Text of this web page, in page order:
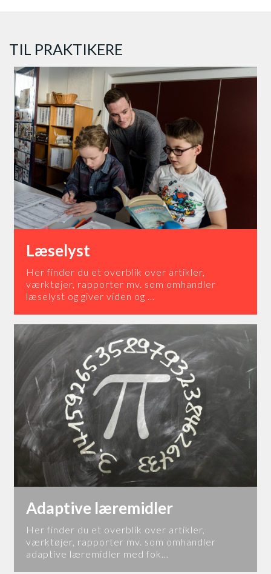
TIL PRAKTIKERE
Læselyst
Her finder du et overblik over artikler,
værktøjer, rapporter mv. som omhandler
læselyst og giver viden og …
Adaptive læremidler
Her finder du et overblik over artikler,
værktøjer, rapporter mv. som omhandler
adaptive læremidler med fok…